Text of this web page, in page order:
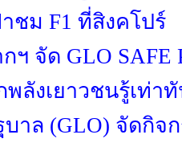
ชม F1 ที่สิงคโปร์
ฯ จัด GLO SAFE
พลังเยาวชนรู้เท่
าล (GLO) จัดกิจก